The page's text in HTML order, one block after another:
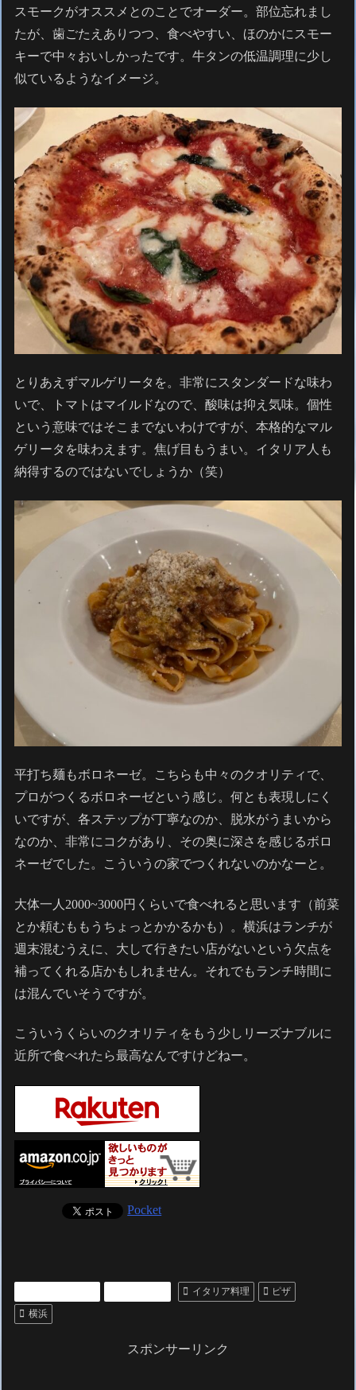
スモークがオススメとのことでオーダー。部位忘れまし
たが、歯ごたえありつつ、食べやすい、ほのかにスモー
キーで中々おいしかったです。牛タンの低温調理に少し
似ているようなイメージ。
とりあえずマルゲリータを。非常にスタンダードな味わ
いで、トマトはマイルドなので、酸味は抑え気味。個性
という意味ではそこまでないわけですが、本格的なマル
ゲリータを味わえます。焦げ目もうまい。イタリア人も
納得するのではないでしょうか（笑）
平打ち麺もボロネーゼ。こちらも中々のクオリティで、
プロがつくるボロネーゼという感じ。何とも表現しにく
いですが、各ステップが丁寧なのか、脱水がうまいから
なのか、非常にコクがあり、その奥に深さを感じるボロ
ネーゼでした。こういうの家でつくれないのかなーと。
大体一人2000~3000円くらいで食べれると思います（前菜
とか頼むももうちょっとかかるかも）。横浜はランチが
週末混むうえに、大して行きたい店がないという欠点を
補ってくれる店かもしれません。それでもランチ時間に
は混んでいそうですが。
こういうくらいのクオリティをもう少しリーズナブルに
近所で食べれたら最高なんですけどねー。
Pocket
イタリア料理
ピザ
横浜
スポンサーリンク